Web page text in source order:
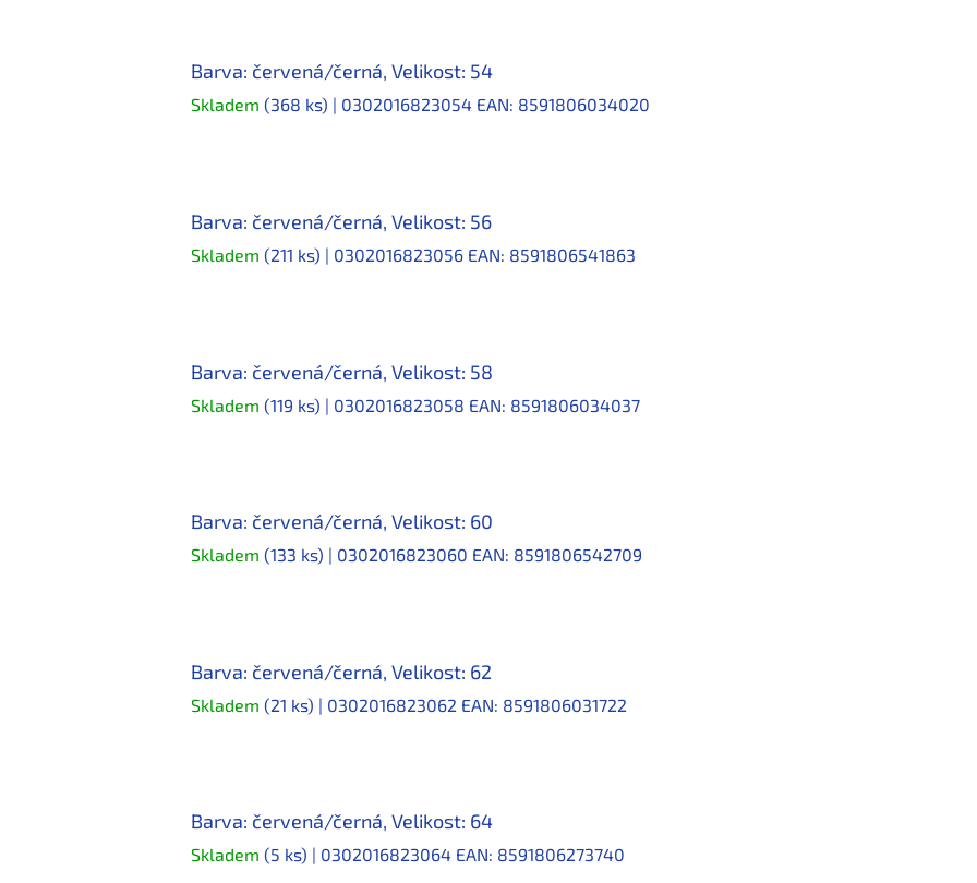
Barva: červená/černá, Velikost: 54
Skladem (368 ks) | 0302016823054 EAN: 8591806034020
Barva: červená/černá, Velikost: 56
Skladem (211 ks) | 0302016823056 EAN: 8591806541863
Barva: červená/černá, Velikost: 58
Skladem (119 ks) | 0302016823058 EAN: 8591806034037
Barva: červená/černá, Velikost: 60
Skladem (133 ks) | 0302016823060 EAN: 8591806542709
Barva: červená/černá, Velikost: 62
Skladem (21 ks) | 0302016823062 EAN: 8591806031722
Barva: červená/černá, Velikost: 64
Skladem (5 ks) | 0302016823064 EAN: 8591806273740